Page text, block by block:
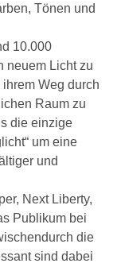
Tönen und
10.000
neuem Licht zu
Weg durch
Raum zu
die einzige
um eine
und
Next Liberty,
Publikum bei
die
sind dabei